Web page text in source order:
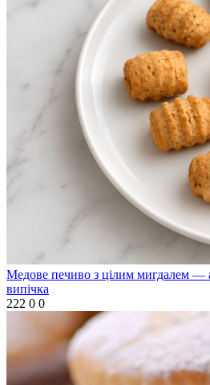
Медове печиво з цілим мигдалем —
випічка
222 0 0